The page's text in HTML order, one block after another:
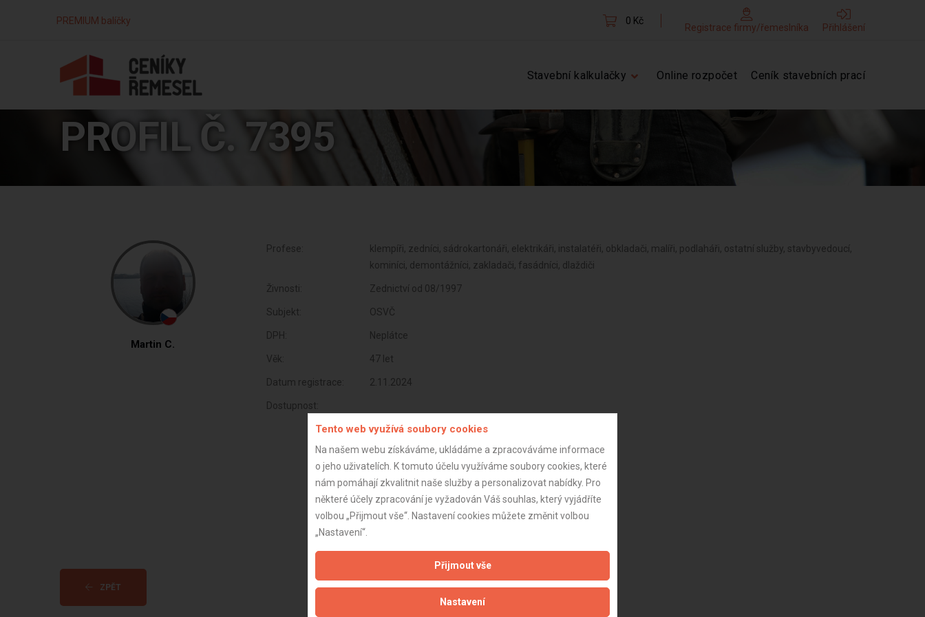
PREMIUM balíčky 0 Kč
Registrace firmy/řemeslníka Přihlášení
Stavební kalkulačky Online rozpočet Ceník stavebních prací
PROFIL Č. 7395
Martin C.
Profese:
klempíři, zedníci, sádrokartonáři, elektrikáři, instalatéři, obkladači, malíři, podlaháři, ostatní služby, stavbyvedoucí,
kominíci, demontážníci, zakladači, fasádníci, dlaždiči
Živnosti: Zednictví od 08/1997
Subjekt: OSVČ
DPH: Neplátce
Věk: 47 let
Datum registrace: 2.11.2024
Dostupnost:
ZPĚT Aktualizováno z portálu ARES dne 10.01.2025 21:28:00
Tento web využívá soubory cookies
Na našem webu získáváme, ukládáme a zpracováváme informace
o jeho uživatelích. K tomuto účelu využíváme soubory cookies, které
nám pomáhají zkvalitnit naše služby a personalizovat nabídky. Pro
některé účely zpracování je vyžadován Váš souhlas, který vyjádříte
volbou „Přijmout vše“. Nastavení cookies můžete změnit volbou
„Nastavení“.
Přijmout vše
Nastavení